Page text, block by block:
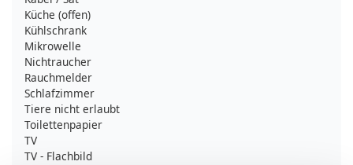
Küche (offen)
Kühlschrank
Mikrowelle
Nichtraucher
Rauchmelder
Schlafzimmer
Tiere nicht erlaubt
Toilettenpapier
TV
TV - Flachbild